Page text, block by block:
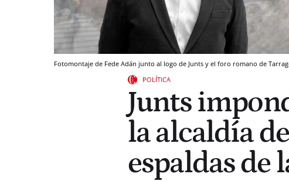
Fotomontaje de Fede Adán junto al logo de Junts y el foro romano de
POLÍTICA
Junts
la alcaldía
espaldas